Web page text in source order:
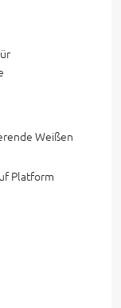
Weißen
Platform